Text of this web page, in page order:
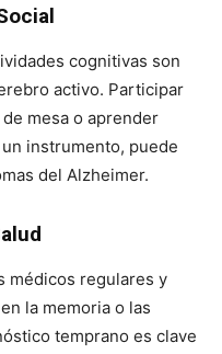
cognitivas son
activo. Participar
mesa o aprender
instrumento, puede
del Alzheimer.
médicos regulares y
la memoria o las
temprano es clave